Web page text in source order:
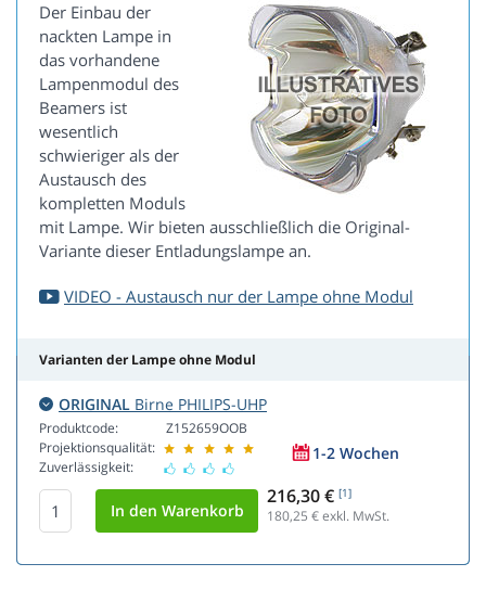
Der Einbau der
nackten Lampe in
das vorhandene
Lampenmodul des
Beamers ist
wesentlich
schwieriger als der
Austausch des
kompletten Moduls
mit Lampe. Wir bieten ausschließlich die Original-
Variante dieser Entladungslampe an.
VIDEO - Austausch nur der Lampe ohne Modul
Varianten der Lampe ohne Modul
ORIGINAL Birne PHILIPS-UHP
Produktcode:
Projektionsqualität:
Zuverlässigkeit:
Z152659OOB
1-2 Wochen
216,30 € [1]
180,25 € exkl. MwSt.